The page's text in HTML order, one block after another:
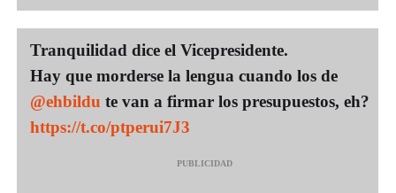
Tranquilidad dice el Vicepresidente.
Hay que morderse la lengua cuando los de
@ehbildu te van a firmar los presupuestos, eh?
https://t.co/ptperui7J3